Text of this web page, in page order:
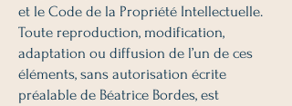
et le Code de la Propriété Intellectuelle.
Toute reproduction, modification,
adaptation ou diffusion de l’un de ces
éléments, sans autorisation écrite
préalable de Béatrice Bordes, est